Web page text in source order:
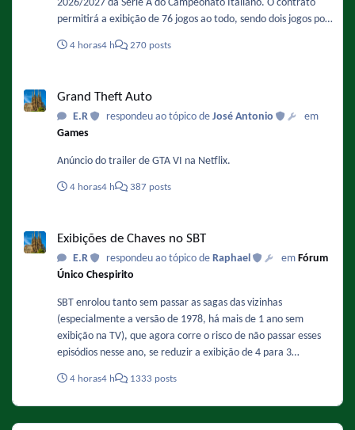
2026/2027 da Serie A do Campeonato Italiano. O contrato
permitirá a exibição de 76 jogos ao todo, sendo dois jogos por
canal oficial da SportyNet no YouTube, de forma gratuita, e na
serie-a-italiana-apos-acordo-de-sublicenciamento-com-a-
espn/
4 horas4 h 270 posts
Grand Theft Auto
E.R respondeu ao tópico de José Antonio
em
Games
Anúncio do trailer de GTA VI na Netflix.
4 horas4 h 387 posts
Exibições de Chaves no SBT
E.R respondeu ao tópico de Raphael emFórum
Único Chespirito
SBT enrolou tanto sem passar as sagas das vizinhas
(especialmente a versão de 1978, há mais de 1 ano sem
exibição na TV), que agora corre o risco de não passar esses
episódios nesse ano, se reduzir a exibição de 4 para 3
menor ainda, por causa do horário político).
4 horas4 h 1333 posts